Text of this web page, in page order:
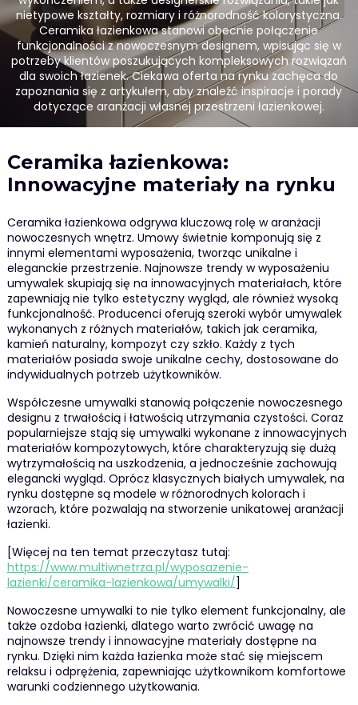
nietypowe kształty, rozmiary i różnorodność kolorystyczna.
Ceramika łazienkowa stanowi obecnie połączenie
funkcjonalności z nowoczesnym designem, wpisując się w
potrzeby klientów poszukujących kompleksowych rozwiązań
dla swoich łazienek. Ciekawa oferta na rynku zachęca do
zapoznania się z artykułem, aby znaleźć inspiracje i porady
dotyczące aranżacji własnej przestrzeni łazienkowej.
Ceramika łazienkowa:
Innowacyjne materiały na rynku
Ceramika łazienkowa odgrywa kluczową rolę w aranżacji
nowoczesnych wnętrz. Umowy świetnie komponują się z
innymi elementami wyposażenia, tworząc unikalne i
eleganckie przestrzenie. Najnowsze trendy w wyposażeniu
umywalek skupiają się na innowacyjnych materiałach, które
zapewniają nie tylko estetyczny wygląd, ale również wysoką
funkcjonalność. Producenci oferują szeroki wybór umywalek
wykonanych z różnych materiałów, takich jak ceramika,
kamień naturalny, kompozyt czy szkło. Każdy z tych
materiałów posiada swoje unikalne cechy, dostosowane do
indywidualnych potrzeb użytkowników.
Współczesne umywalki stanowią połączenie nowoczesnego
designu z trwałością i łatwością utrzymania czystości. Coraz
popularniejsze stają się umywalki wykonane z innowacyjnych
materiałów kompozytowych, które charakteryzują się dużą
wytrzymałością na uszkodzenia, a jednocześnie zachowują
elegancki wygląd. Oprócz klasycznych białych umywalek, na
rynku dostępne są modele w różnorodnych kolorach i
wzorach, które pozwalają na stworzenie unikatowej aranżacji
łazienki.
[Więcej na ten temat przeczytasz tutaj:
https://www.multiwnetrza.pl/wyposazenie-
lazienki/ceramika-lazienkowa/umywalki/]
Nowoczesne umywalki to nie tylko element funkcjonalny, ale
także ozdoba łazienki, dlatego warto zwrócić uwagę na
najnowsze trendy i innowacyjne materiały dostępne na
rynku. Dzięki nim każda łazienka może stać się miejscem
relaksu i odprężenia, zapewniając użytkownikom komfortowe
warunki codziennego użytkowania.